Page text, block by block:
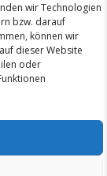
wir Technologien
bzw. darauf
können wir
dieser Website
oder